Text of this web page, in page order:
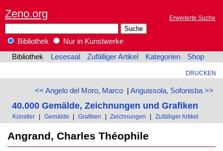
Zeno.org Erweiterte Suche
Bibliothek
Nur in Kunstwerke
Bibliothek
Lesesaal Zufälliger Artikel Kategorien Shop
DRUCKEN
<< Angelo del Moro, Marco| Anguissola, Sofonisba >>
40.000 Gemälde, Zeichnungen und Grafiken
Künstler | Gemälde | Grafiken | Zeichnungen | Zufälliger Artikel
Angrand, Charles Théophile